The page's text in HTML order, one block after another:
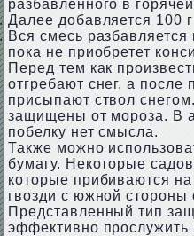
разбавленного в
Далее добавляется 100
Вся смесь
пока не приобретет
Перед тем как
отгребают снег, а после
присыпают ствол
защищены от мороза. В
побелку нет смысла.
Также можно
бумагу. Некоторые
которые прибиваются
гвозди с южной стороны
Представленный тип
эффективно прослужить